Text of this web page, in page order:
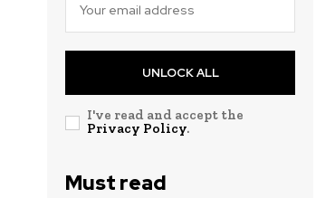
UNLOCK ALL
I've read and accept the
Privacy Policy.
Must read